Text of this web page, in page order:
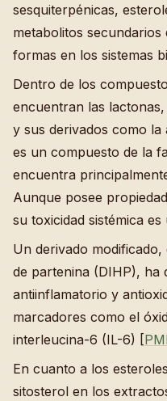
sesquiterpénicas,
metabolitos secundarios
formas en los sistemas
Dentro de los
encuentran las
y sus derivados como
es un compuesto de la
encuentra
Aunque posee
su toxicidad sistémica
Un derivado
de partenina (DIHP), ha
antiinflamatorio y
marcadores como el
interleucina-6 (IL-6) [
En cuanto a los
sitosterol en los